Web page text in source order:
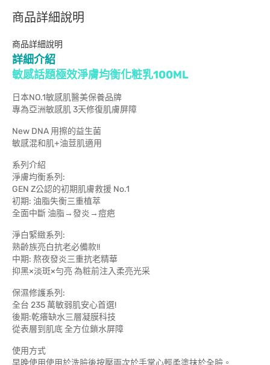
商品詳細說明
商品詳細說明
詳細介紹
敏感話題極效淨膚均衡化粧乳100ML
日本NO.1敏感肌醫美保養品牌
專為亞洲敏感肌 3天修復肌膚屏障
New DNA 用擦的益生菌
敏感混和肌+油荳肌適用
系列介紹
淨膚均衡系列:
GEN Z公認的初期肌膚救援 No.1
初期: 油脂失衡三重植萃
全面中斷 油脂→發炎→痘疤
淨白緊緻系列:
熟齡族亮白抗老必備款!!
中期: 熬夜發炎三重抗老精華
抑黑×淡斑×勻亮 為粧前注入柔亮光采
保濕修護系列:
全台 235 萬敏弱肌安心首選!
後期:乾癢缺水三層凝膜科技
從表層到肌底 全方位鎖水屏障
使用方式
早晚使用使用於洗臉後按壓兩次於手掌心輕柔塗抹於全臉。